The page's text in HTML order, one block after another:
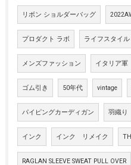
リボン ショルダーバッグ
プロダクト ラボ ライフスタイル
メンズファッション イタリア軍
ゴム引き 50年代 vintage
パイピングカーディガン 羽織り
インク インク リメイク
RAGLAN SLEEVE SWEAT PULL OVER